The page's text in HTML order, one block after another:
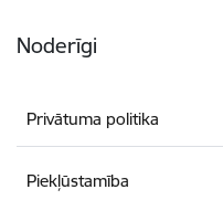
Noderīgi
Privātuma politika
Piekļūstamība